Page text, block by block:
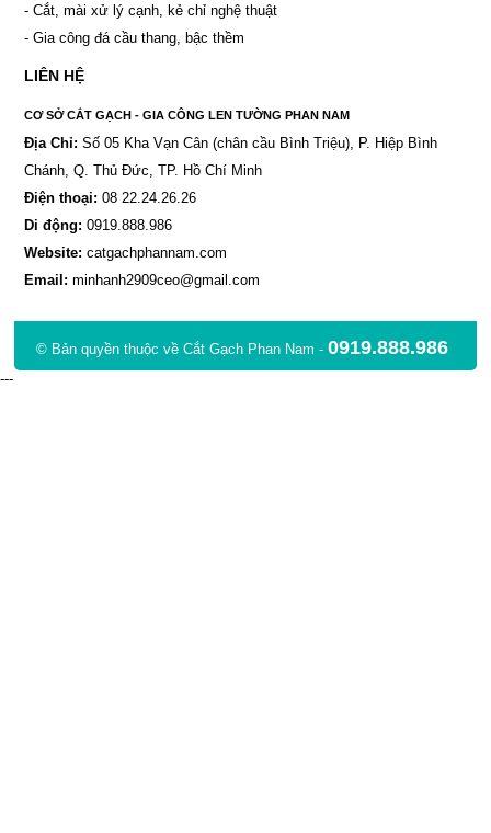
- Cắt, mài xử lý cạnh, kẻ chỉ nghệ thuật
- Gia công đá cầu thang, bậc thềm
LIÊN HỆ
CƠ SỞ CẮT GẠCH - GIA CÔNG LEN TƯỜNG PHAN NAM
Địa Chỉ: Số 05 Kha Vạn Cân (chân cầu Bình Triệu), P. Hiệp Bình
Chánh, Q. Thủ Đức, TP. Hồ Chí Minh
Điện thoại: 08 22.24.26.26
Di động: 0919.888.986
Website: catgachphannam.com
Email: minhanh2909ceo@gmail.com
© Bản quyền thuộc về Cắt Gạch Phan Nam -0919.888.986
---